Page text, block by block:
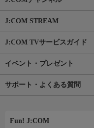
J:COM STREAM
J:COM TVサービスガイド
イベント・プレゼント
サポート・よくある質問
Fun! J:COM